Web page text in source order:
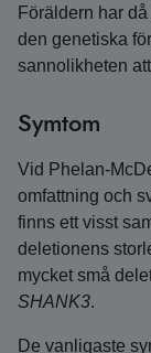
Föräldern har
den genetiska
sannolikheten
Symtom
Vid
omfattning och
finns ett visst
deletionens
mycket små
SHANK3.
De vanligaste